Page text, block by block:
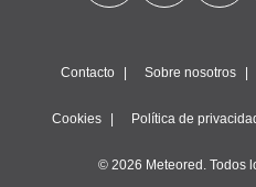
Contacto Sobre nosotros
Cookies Política de
© 2026 Meteored. Todos